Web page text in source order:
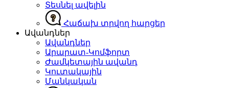
Տեսնել ավելին
Հաճախ տրվող հարցեր
Ավանդներ
Ավանդներ
Արարատ-Կոմֆորտ
Ժամկետային ավանդ
Կուտակային
Մանկական